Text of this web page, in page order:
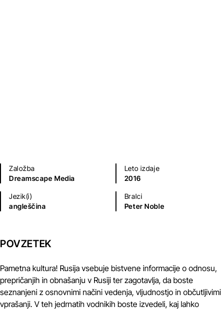
Založba
Dreamscape Media
Leto izdaje
2016
Jezik(i)
angleščina
Bralci
Peter Noble
POVZETEK
Pametna kultura! Rusija vsebuje bistvene informacije o odnosu,
prepričanjih in obnašanju v Rusiji ter zagotavlja, da boste
seznanjeni z osnovnimi načini vedenja, vljudnostjo in občutljivimi
vprašanji. V teh jedrnatih vodnikih boste izvedeli, kaj lahko